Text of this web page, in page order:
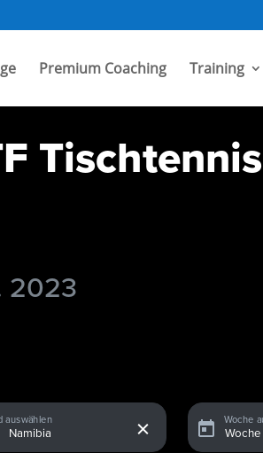
Premium Coaching Training
2023
auswählen Woche